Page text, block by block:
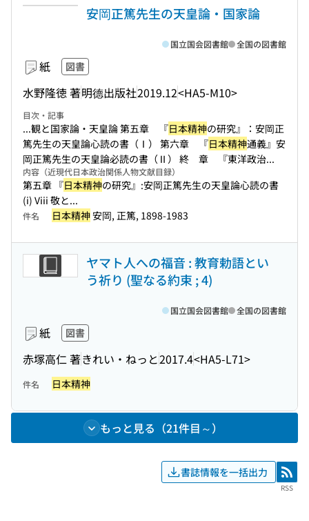
安岡正篤先生の天皇論・国家論
紙 図書
水野隆徳 著明德出版社2019.12<HA5-M10>
国立国会図書館 全国の図書館
目次・記事
...観と国家論・天皇論 第五章 『日本精神の研究』：安岡正
篤先生の天皇論心読の書（Ⅰ） 第六章 『日本精神通義』安
岡正篤先生の天皇論必読の書（Ⅱ） 終 章 『東洋政治...
内容（近現代日本政治関係人物文献目録）
第五章 『日本精神の研究』:安岡正篤先生の天皇論心読の書
(i) Viii 敬と...
件名 日本精神安岡, 正篤, 1898-1983
ヤマト人への福音 : 教育勅語とい
う祈り (聖なる約束 ; 4)
紙 図書
赤塚高仁 著きれい・ねっと2017.4<HA5-L71>
国立国会図書館 全国の図書館
件名 日本精神
もっと見る（21件目～）
書誌情報を一括出力 RSS
RSS